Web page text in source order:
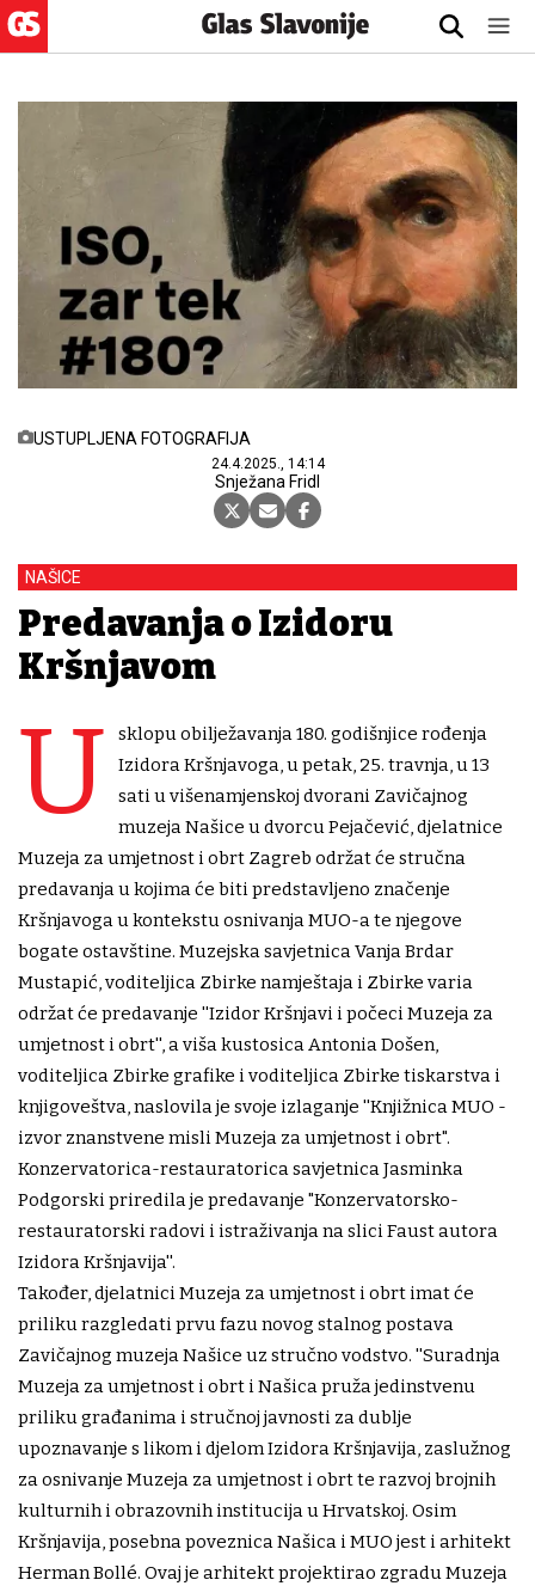
USTUPLJENA FOTOGRAFIJA
24.4.2025., 14:14
Snježana Fridl
NAŠICE
Predavanja o Izidoru
Kršnjavom
U
sklopu obilježavanja 180. godišnjice rođenja
Izidora Kršnjavoga, u petak, 25. travnja, u 13
sati u višenamjenskoj dvorani Zavičajnog
muzeja Našice u dvorcu Pejačević, djelatnice
Muzeja za umjetnost i obrt Zagreb održat će stručna
predavanja u kojima će biti predstavljeno značenje
Kršnjavoga u kontekstu osnivanja MUO-a te njegove
bogate ostavštine. Muzejska savjetnica Vanja Brdar
Mustapić, voditeljica Zbirke namještaja i Zbirke varia
održat će predavanje ''Izidor Kršnjavi i počeci Muzeja za
umjetnost i obrt'', a viša kustosica Antonia Došen,
voditeljica Zbirke grafike i voditeljica Zbirke tiskarstva i
knjigoveštva, naslovila je svoje izlaganje ''Knjižnica MUO -
izvor znanstvene misli Muzeja za umjetnost i obrt".
Konzervatorica-restauratorica savjetnica Jasminka
Podgorski priredila je predavanje "Konzervatorsko-
restauratorski radovi i istraživanja na slici Faust autora
Izidora Kršnjavija''.
Također, djelatnici Muzeja za umjetnost i obrt imat će
priliku razgledati prvu fazu novog stalnog postava
Zavičajnog muzeja Našice uz stručno vodstvo. ''Suradnja
Muzeja za umjetnost i obrt i Našica pruža jedinstvenu
priliku građanima i stručnoj javnosti za dublje
upoznavanje s likom i djelom Izidora Kršnjavija, zaslužnog
za osnivanje Muzeja za umjetnost i obrt te razvoj brojnih
kulturnih i obrazovnih institucija u Hrvatskoj. Osim
Kršnjavija, posebna poveznica Našica i MUO jest i arhitekt
Herman Bollé. Ovaj je arhitekt projektirao zgradu Muzeja